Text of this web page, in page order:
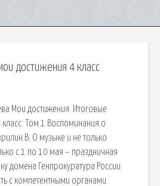
достижения 4 класс
Мои достижения. Итоговые
Том 1 Воспоминания о
В. О музыке и не только
с 1 по 10 мая – праздничная
домена Генпрокуратура России
с компетентными органами